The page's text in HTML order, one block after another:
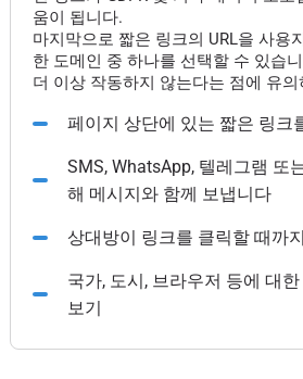
움이 됩니다.
마지막으로 짧은 링크의 URL을 사용
한 도메인 중 하나를 선택할 수 있습
더 이상 작동하지 않는다는 점에 유의
페이지 상단에 있는 짧은 링크
SMS, WhatsApp, 텔레그램 또
해 메시지와 함께 보냅니다
상대방이 링크를 클릭할 때까
국가, 도시, 브라우저 등에 대
보기